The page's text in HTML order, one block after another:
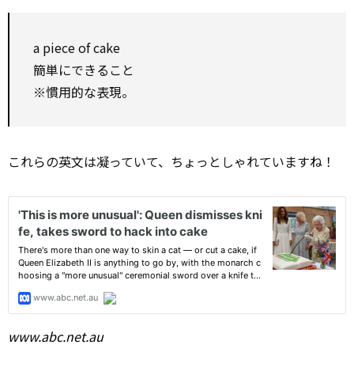
a piece of cake
簡単にできること
※慣用的な表現。
これらの英文は凝っていて、ちょっとしゃれていますね！
www.abc.net.au